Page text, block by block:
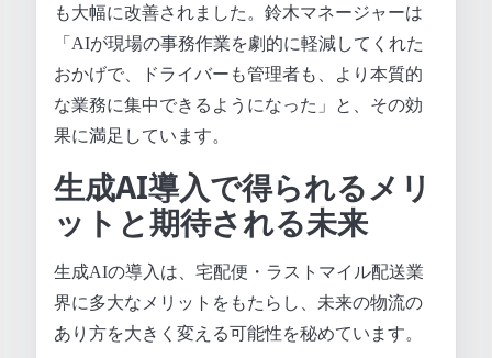
も大幅に改善されました。鈴木マネージャーは
「AIが現場の事務作業を劇的に軽減してくれた
おかげで、ドライバーも管理者も、より本質的
な業務に集中できるようになった」と、その効
果に満足しています。
生成AI導入で得られるメリ
ットと期待される未来
生成AIの導入は、宅配便・ラストマイル配送業
界に多大なメリットをもたらし、未来の物流の
あり方を大きく変える可能性を秘めています。